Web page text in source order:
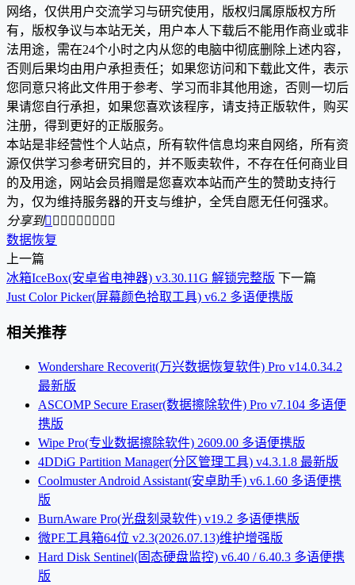
网络，仅供用户交流学习与研究使用，版权归属原版权方所
有，版权争议与本站无关，用户本人下载后不能用作商业或非
法用途，需在24个小时之内从您的电脑中彻底删除上述内容，
否则后果均由用户承担责任；如果您访问和下载此文件，表示
您同意只将此文件用于参考、学习而非其他用途，否则一切后
果请您自行承担，如果您喜欢该程序，请支持正版软件，购买
注册，得到更好的正版服务。
本站是非经营性个人站点，所有软件信息均来自网络，所有资
源仅供学习参考研究目的，并不贩卖软件，不存在任何商业目
的及用途，网站会员捐赠是您喜欢本站而产生的赞助支持行
为，仅为维持服务器的开支与维护，全凭自愿无任何强求。
分享到        
数据恢复
上一篇
冰箱IceBox(安卓省电神器) v3.30.11G 解锁完整版 下一篇
Just Color Picker(屏幕颜色拾取工具) v6.2 多语便携版
相关推荐
Wondershare Recoverit(万兴数据恢复软件) Pro v14.0.34.2
最新版
ASCOMP Secure Eraser(数据擦除软件) Pro v7.104 多语便
携版
Wipe Pro(专业数据擦除软件) 2609.00 多语便携版
4DDiG Partition Manager(分区管理工具) v4.3.1.8 最新版
Coolmuster Android Assistant(安卓助手) v6.1.60 多语便携
版
BurnAware Pro(光盘刻录软件) v19.2 多语便携版
微PE工具箱64位 v2.3(2026.07.13)维护增强版
Hard Disk Sentinel(固态硬盘监控) v6.40 / 6.40.3 多语便携
版